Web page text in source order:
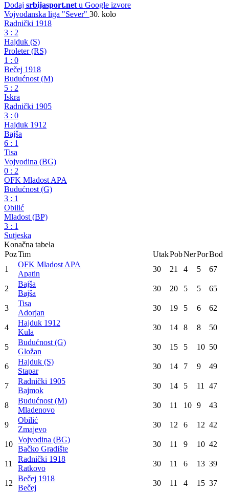
Dodaj srbijasport.net u Google izvore
Vojvođanska liga "Sever" 30. kolo
Radnički 1918
3 : 2
Hajduk (S)
Proleter (RS)
1 : 0
Bečej 1918
Budućnost (M)
5 : 2
Iskra
Radnički 1905
3 : 0
Hajduk 1912
Bajša
6 : 1
Tisa
Vojvodina (BG)
0 : 2
OFK Mladost APA
Budućnost (G)
3 : 1
Obilić
Mladost (BP)
3 : 1
Sutjeska
Konačna tabela
PozTim UtakPobNerPorBod
1
OFK Mladost APA
Apatin
30 21 4 5 67
2
Bajša
Bajša
30 20 5 5 65
3
Tisa
Adorjan
30 19 5 6 62
4
Hajduk 1912
Kula
30 14 8 8 50
5
Budućnost (G)
Gložan
30 15 5 10 50
6
Hajduk (S)
Stapar
30 14 7 9 49
7
Radnički 1905
Bajmok
30 14 5 11 47
8
Budućnost (M)
Mladenovo
30 11 10 9 43
9
Obilić
Zmajevo
30 12 6 12 42
10
Vojvodina (BG)
Bačko Gradište
30 11 9 10 42
11
Radnički 1918
Ratkovo
30 11 6 13 39
12
Bečej 1918
Bečej
30 11 4 15 37